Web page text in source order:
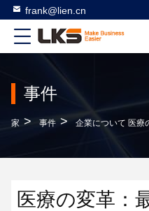
frank@lien.cn
事件
家 > 事件 > 企業について 医療の変革：最新の
医療の変革：